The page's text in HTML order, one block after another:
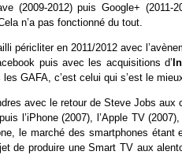
(2009-2012) puis Google+
n’a pas fonctionné du tout.
péricliter en 2011/2012 avec
puis avec les acquisitions d’
les GAFA, c’est celui qui s’est le
avec le retour de Steve Jobs aux
l’iPhone (2007), l’Apple TV
le marché des smartphones
de produire une Smart TV aux